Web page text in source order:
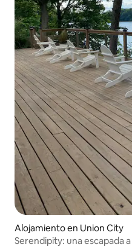
Alojamiento en Union City
Serendipity: una escapada